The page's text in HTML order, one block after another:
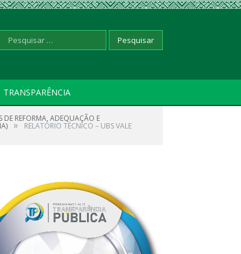
Pesquisar
por:
TRANSPARÊNCIA
DE REFORMA, ADEQUAÇÃO E
» RELATÓRIO TÉCNICO – UBS VALE